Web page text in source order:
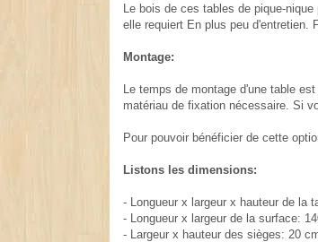
Le bois de ces tables de pique-
elle requiert En plus peu d'entretien.
Montage:
Le temps de montage d'une table
matériau de fixation nécessaire. Si
Pour pouvoir bénéficier de cette
Listons les dimensions:
- Longueur x largeur x hauteur de la
- Longueur x largeur de la surface:
- Largeur x hauteur des sièges: 20